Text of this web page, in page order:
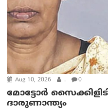
Aug 10, 2026 . 0
മോട്ടോര്‍
ദാരുണാന്ത്യം